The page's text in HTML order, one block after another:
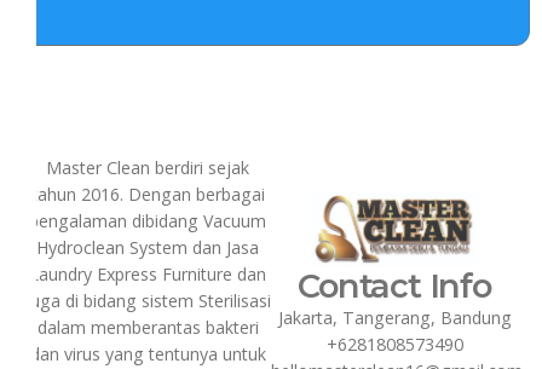
Contact Info
Jakarta, Tangerang, Bandung
+6281808573490
Master Clean berdiri sejak
tahun 2016. Dengan berbagai
pengalaman dibidang Vacuum
Hydroclean System dan Jasa
Laundry Express Furniture dan
juga di bidang sistem Sterilisasi
dalam memberantas bakteri
dan virus yang tentunya untuk